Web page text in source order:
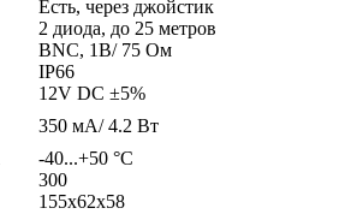
Есть, через джойстик
2 диода, до 25 метров
BNC, 1В/ 75 Ом
IP66
12V DC ±5%
350 мА/ 4.2 Вт
-40...+50 °С
300
155x62x58